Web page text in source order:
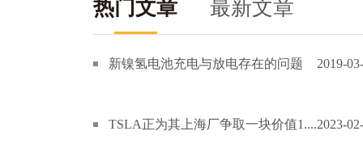
热门文章 最新文章
新镍氢电池充电与放电存在的问题 2019-
TSLA正为其上海厂争取一块价值1....2023-